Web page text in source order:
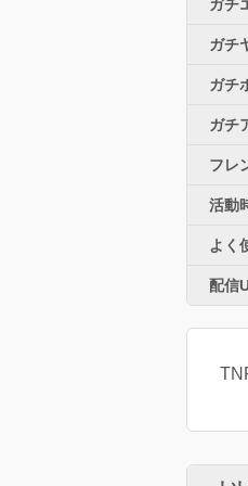
ガチ
ガチ
ガチ
ガチ
フレ
活動
よく
配信